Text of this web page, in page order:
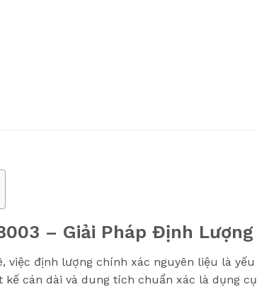
– Giải Pháp Định
việc định lượng chính xác nguyên liệu là
kế cán dài và dung tích chuẩn xác là dụng